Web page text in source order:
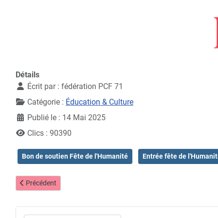
Détails
Écrit par : fédération PCF 71
Catégorie : Éducation & Culture
Publié le : 14 Mai 2025
Clics : 90390
Bon de soutien Fête de l'Humanité Entrée fête de
Article précédent : Pour de nouveaux États généraux de la
Précédent